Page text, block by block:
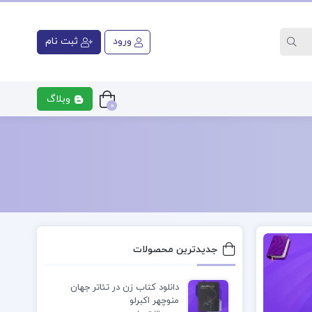
ورود ثبت نام
0 وبلاگ
جدیدترین محصولات
دانلود کتاب زن در تئاتر جهان
منوچهر اکبرلو